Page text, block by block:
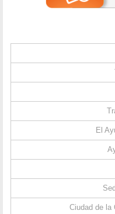
El
Ciudad de la